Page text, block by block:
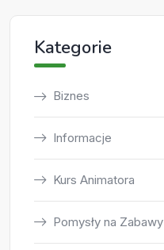
Kategorie
Biznes
Informacje
Kurs Animatora
Pomysły na Zabawy